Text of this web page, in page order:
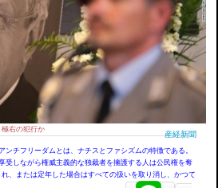
右の犯行か
産経新聞
ンチフリーダムとは、ナチスとファシズムの特徴である。
受しながら権威主義的な独裁者を擁護する人は公民権を奪
、または定年した場合はすべての扱いを取り消し、かつて